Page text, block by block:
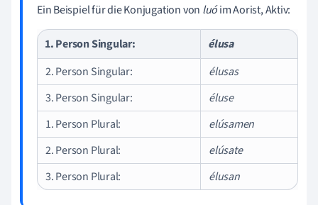
Ein Beispiel für die Konjugation von luóim Aorist, Aktiv:
1. Person Singular:
élusa
2. Person Singular:
élusas
3. Person Singular:
éluse
1. Person Plural:
elúsamen
2. Person Plural:
elúsate
3. Person Plural:
élusan